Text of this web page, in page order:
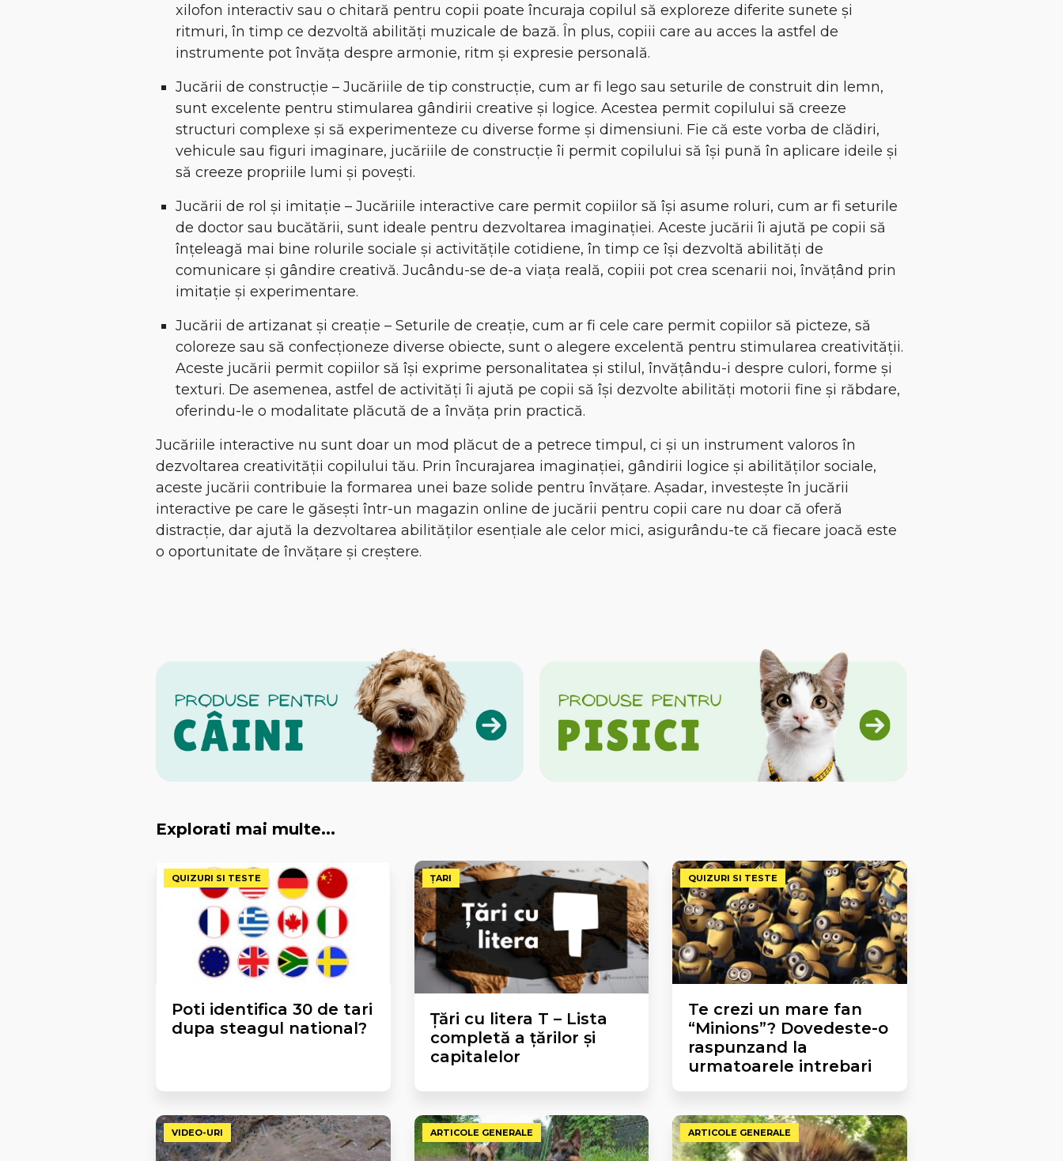
xilofon interactiv sau o chitară pentru copii poate încuraja copilul să exploreze diferite sunete și
ritmuri, în timp ce dezvoltă abilități muzicale de bază. În plus, copiii care au acces la astfel de
instrumente pot învăța despre armonie, ritm și expresie personală.
Jucării de construcție – Jucăriile de tip construcție, cum ar fi lego sau seturile de construit din lemn,
sunt excelente pentru stimularea gândirii creative și logice. Acestea permit copilului să creeze
structuri complexe și să experimenteze cu diverse forme și dimensiuni. Fie că este vorba de clădiri,
vehicule sau figuri imaginare, jucăriile de construcție îi permit copilului să își pună în aplicare ideile și
să creeze propriile lumi și povești.
Jucării de rol și imitație – Jucăriile interactive care permit copiilor să își asume roluri, cum ar fi seturile
de doctor sau bucătării, sunt ideale pentru dezvoltarea imaginației. Aceste jucării îi ajută pe copii să
înțeleagă mai bine rolurile sociale și activitățile cotidiene, în timp ce își dezvoltă abilități de
comunicare și gândire creativă. Jucându-se de-a viața reală, copiii pot crea scenarii noi, învățând prin
imitație și experimentare.
Jucării de artizanat și creație – Seturile de creație, cum ar fi cele care permit copiilor să picteze, să
coloreze sau să confecționeze diverse obiecte, sunt o alegere excelentă pentru stimularea creativității.
Aceste jucării permit copiilor să își exprime personalitatea și stilul, învățându-i despre culori, forme și
texturi. De asemenea, astfel de activități îi ajută pe copii să își dezvolte abilități motorii fine și răbdare,
oferindu-le o modalitate plăcută de a învăța prin practică.
Jucăriile interactive nu sunt doar un mod plăcut de a petrece timpul, ci și un instrument valoros în
dezvoltarea creativității copilului tău. Prin încurajarea imaginației, gândirii logice și abilităților sociale,
aceste jucării contribuie la formarea unei baze solide pentru învățare. Așadar, investește în jucării
interactive pe care le găsești într-un magazin online de jucării pentru copii care nu doar că oferă
distracție, dar ajută la dezvoltarea abilităților esențiale ale celor mici, asigurându-te că fiecare joacă este
o oportunitate de învățare și creștere.
Explorati mai multe...
QUIZURI SI TESTE
Poti identifica 30 de tari
dupa steagul national?
ȚARI
Țări cu litera T – Lista
completă a țărilor și
capitalelor
QUIZURI SI TESTE
Te crezi un mare fan
“Minions”? Dovedeste-o
raspunzand la
urmatoarele intrebari
VIDEO-URI ARTICOLE GENERALE ARTICOLE GENERALE